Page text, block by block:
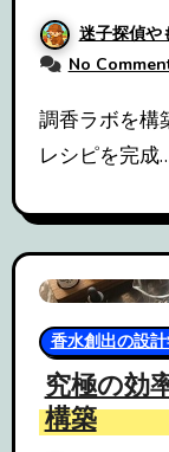
迷子探偵や
No
調香ラボを構築し、IFRA基準をクリアした完璧な
レシピを完成
香水創出の設
究極の効
構築